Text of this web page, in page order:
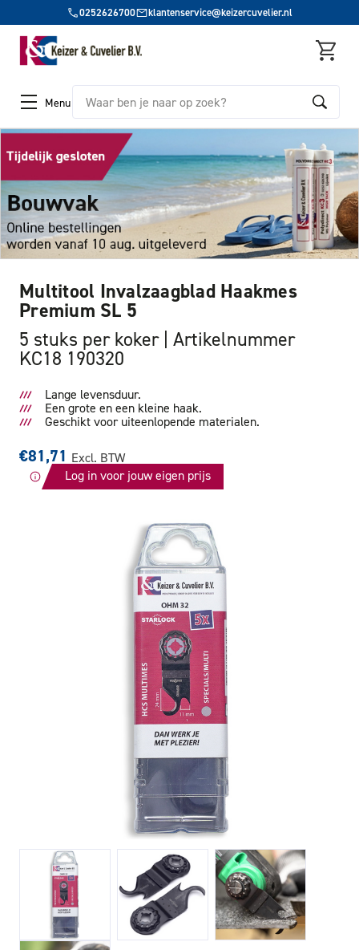
0252626700 klantenservice@keizercuvelier.nl
Menu Zoeken
Multitool Invalzaagblad Haakmes
Premium SL 5
5 stuks per koker Artikelnummer
KC18 190320
Lange levensduur.
Een grote en een kleine haak.
Geschikt voor uiteenlopende materialen.
€81,71 Excl. BTW
Log in voor jouw eigen prijs